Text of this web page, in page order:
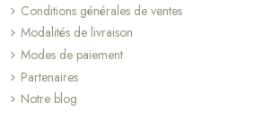
Conditions générales de ventes
Modalités de livraison
Modes de paiement
Partenaires
Notre blog